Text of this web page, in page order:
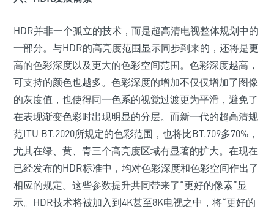
HDR并非一个孤立的技术，而是超高清电视整体规划中的
一部分。与HDR的高亮度范围显示同步到来的，还将是更
高的色彩深度以及更大的色彩空间范围。色彩深度越高，
可支持的颜色也越多。色彩深度的增加不仅仅增加了图像
的灰度值，也使得同一色系的视觉过渡更为平滑，避免了
在表现渐变色彩时出现明显的分层。而新一代的超高清规
范ITU BT.2020所规定的色彩范围，也将比BT.709多70%，
尤其在绿、黄、青三个高亮度区域有显著的扩大。在现在
已经发布的HDR标准中，均对色彩深度和色彩空间作出了
相应的规定。这些参数提升共同带来了“更好的像素”显
示。HDR技术将被加入到4K甚至8K电视之中，将“更好的